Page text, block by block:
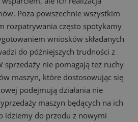
Poza powszechnie wszystkim
rozpatrywania często spotykamy
wniosków składanych
do późniejszych trudności z
sprzedaży nie pomagają też ruchy
maszyn, które dostosowując się
podejmują działania nie
maszyn będących na ich
idziemy do przodu z nowymi